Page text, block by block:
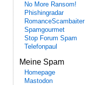
No More Ransom!
Phishingradar
RomanceScambaiter
Spamgourmet
Stop Forum Spam
Telefonpaul
Meine Spam
Homepage
Mastodon